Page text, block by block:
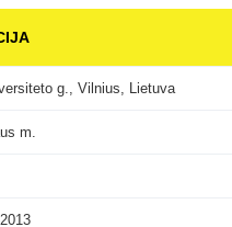
g., Vilnius, Lietuva
m.